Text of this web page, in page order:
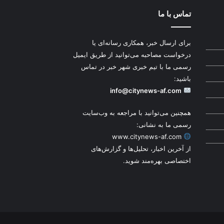
تماس با ما
برای ارسال خبر، همکاری رسانه‌ای یا
درخواست مصاحبه می‌توانید از طریق ایمیل
رسمی ما با تیم خبری شهر خبر در تماس
باشید:
info@citynews-af.com
همچنین می‌توانید با مراجعه به وب‌سایت
رسمی ما به نشانی:
www.citynews-af.com
از آخرین اخبار، تحلیل‌ها و گزارش‌های
اختصاصی بهره‌مند شوید.